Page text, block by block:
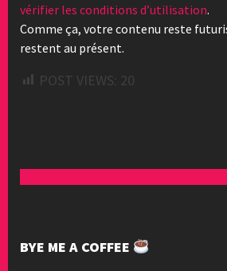
vérifier les conditions d’utilisation.
Comme ça, votre contenu reste
restent au présent.
POST VIEWS: 20
BYE ME A COFFEE